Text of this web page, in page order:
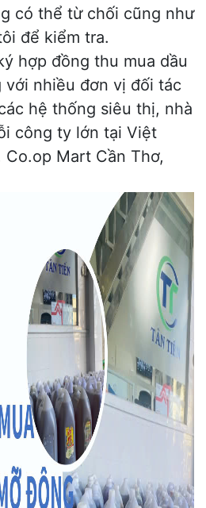
có thể từ chối cũng như
để kiểm tra.
hợp đồng thu mua dầu
với nhiều đơn vị đối tác
hệ thống siêu thị, nhà
công ty lớn tại Việt
Co.op Mart Cần Thơ,